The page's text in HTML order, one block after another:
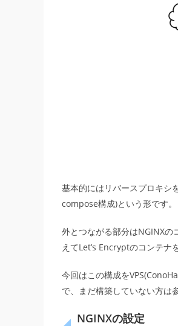
基本的にはリバースプロキシ
compose構成)という形です。
外とつながる部分はNGINXの
えてLet’s Encryptのコンテナ
今回はこの構成を
で、まだ構築していない方は
NGINXの設定